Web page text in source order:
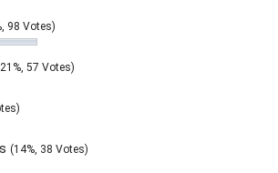
98 Votes)
57 Votes)
(14%, 38 Votes)